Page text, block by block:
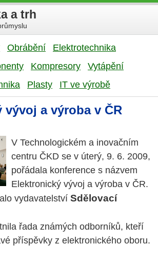
a trh
Obrábění
Elektrotechnika
Kompresory
Vytápění
Plasty IT ve výrobě
vývoj a výroba v ČR
V Technologickém a inovačním
centru ČKD se v úterý, 9. 6. 2009,
pořádala konference s názvem
Elektronický vývoj a výroba v ČR.
vydavatelství Sdělovací
řada známých odborníků, kteří
příspěvky z elektronického oboru.